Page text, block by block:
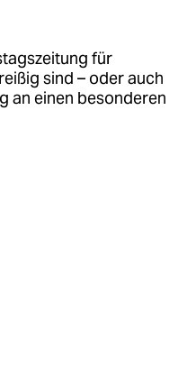
für
sind – oder auch
an einen besonderen